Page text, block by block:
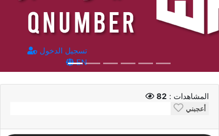
تسجيل الدخول
EN
المشاهدات : 82
أعجبني